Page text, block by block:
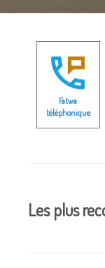
Fatwa
téléphonique
Les plus